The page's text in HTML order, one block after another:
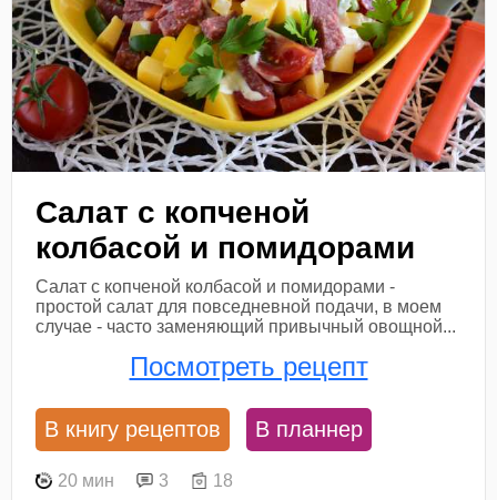
Салат с копченой
колбасой и помидорами
Салат с копченой колбасой и помидорами -
простой салат для повседневной подачи, в моем
случае - часто заменяющий привычный овощной...
Посмотреть рецепт
В книгу рецептов В планнер
20 мин 3 18